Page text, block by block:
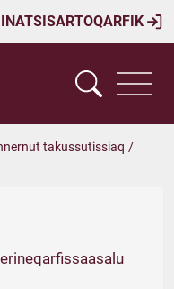
INATSISARTOQARFIK
takussutissiaq /